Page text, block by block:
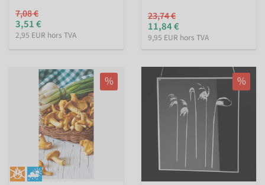
7,08 €
3,51 €
2,95 EUR hors TVA
23,74 €
11,84 €
9,95 EUR hors TVA
% %